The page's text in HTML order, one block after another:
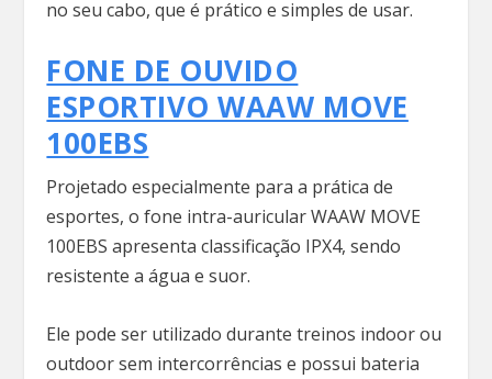
no seu cabo, que é prático e simples de usar.
FONE DE OUVIDO
ESPORTIVO WAAW MOVE
100EBS
Projetado especialmente para a prática de
esportes, o fone intra-auricular WAAW MOVE
100EBS apresenta classificação IPX4, sendo
resistente a água e suor.
Ele pode ser utilizado durante treinos indoor ou
outdoor sem intercorrências e possui bateria